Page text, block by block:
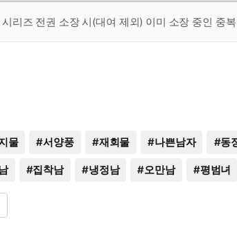
리즈 전권 소장 시(대여 제외) 이미 소장 중인 중
물 #서양풍 #재회물 #나쁜남자 #동
#집착남 #냉정남 #오만남 #평범녀